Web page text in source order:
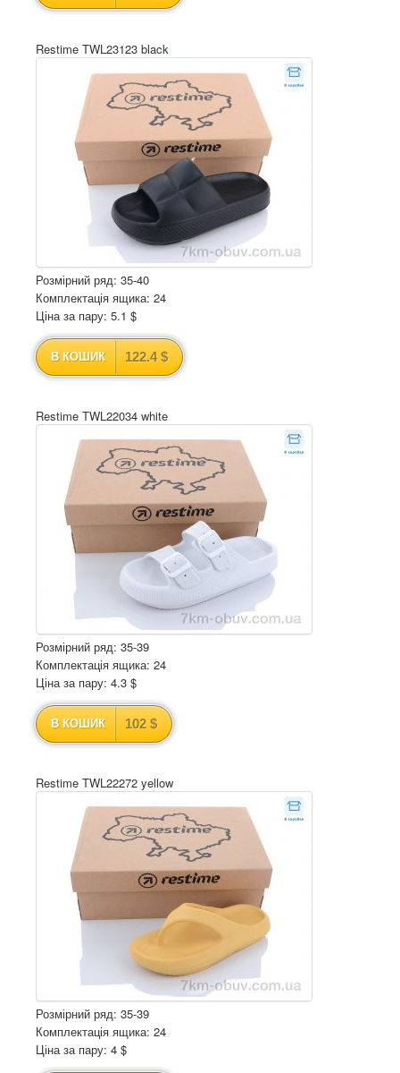
Restime TWL23123 black
Розмірний ряд: 35-40
Комплектація ящика: 24
Ціна за пару: 5.1 $
В КОШИК 122.4 $
Restime TWL22034 white
Розмірний ряд: 35-39
Комплектація ящика: 24
Ціна за пару: 4.3 $
В КОШИК 102 $
Restime TWL22272 yellow
Розмірний ряд: 35-39
Комплектація ящика: 24
Ціна за пару: 4 $